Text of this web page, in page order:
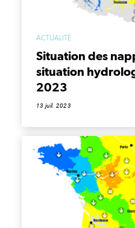
ACTUALITÉ
Situation des
situation
2023
13 juil. 2023